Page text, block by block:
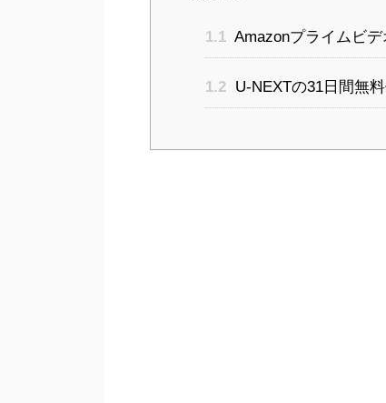
1.1 Amazonプライムビ
1.2 U-NEXTの31日間無